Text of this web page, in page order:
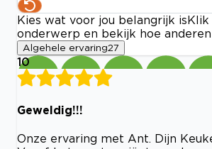
Kies wat voor jou belangrijk is Klik
onderwerp en bekijk hoe
Algehele ervaring27
10
Geweldig!!!
Onze ervaring met Ant. Dijn